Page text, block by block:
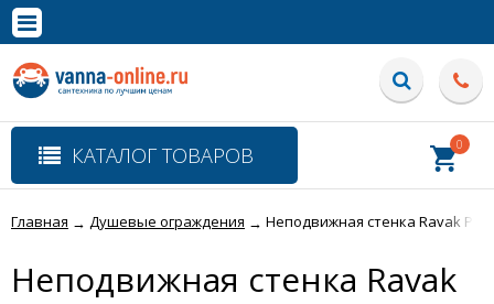
Полная версия сайта
КАТАЛОГ ТОВАРОВ 0
Главная → Душевые ограждения → Неподвижная стенка Ravak
Неподвижная стенка Ravak